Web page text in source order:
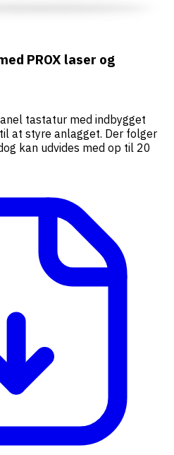
PROX laser og
tastatur med indbygget
at styre anlagget. Der folger
kan udvides med op til 20